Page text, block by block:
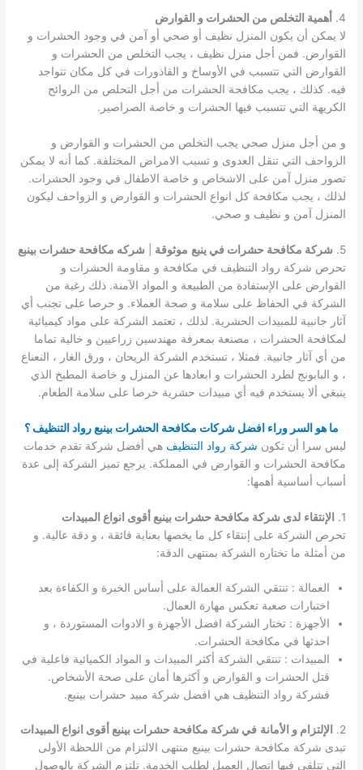
4.
أهمية التخلص من الحشرات و القوارض
لا يمكن أن يكون المنزل نظيف أو صحي أو آمن في وجود الحشرات و
القوارض. فمن أجل منزل نظيف ، يجب التخلص من الحشرات و
القوارض التي تتسبب في الأوساخ و القاذورات في كل مكان تتواجد
فيه. كذلك ، يجب مكافحة الحشرات من أجل التحلص من الروائح
الكريهة التي تتسبب فيها الحشرات و خاصة الصراصير.
و من أجل منزل صحي يجب التخلص من الحشرات و القوارض و
الزواحف التي تنقل العدوى و تسبب الامراض المختلفة. كما أنه لا يمكن
تصور منزل آمن على الاشخاص و خاصة الاطفال في وجود الحشرات.
لذلك ، يجب مكافحة كل انواع الحشرات و القوارض و الزواحف ليكون
المنزل آمن و نظيف و صحي.
5. شركة مكافحة حشرات في ينبع موثوقة
شركه مكافحة حشرات بينبع
تحرص شركة رواد التنظيف في مكافحة و مقاومة الحشرات و
القوارض على الإستفادة من الطبيعة و المواد الآمنة. ذلك رغبة من
الشركة في الحفاظ على سلامة و صحة العملاء. و حرصا على تجنب أي
آثار جانبية للمبيدات الحشرية. لذلك ، تعتمد الشركة على مواد كيميائية
لمكافحة الحشرات ، مصنعة بمعرفة مهندسين زراعيين و خالية تماما
من أي آثار جانبية. فمثلا ، تستخدم الشركة الريحان ، ورق الغار ، النعناع
، و البابونج لطرد الحشرات و ابعادها عن المنزل و خاصة المطبخ الذي
ينبغي ألا يستخدم فيه أي مبيدات حشرية حرصا على سلامة الطعام.
ما هو السر وراء افضل شركات مكافحة الحشرات بينبع رواد التنظيف ؟
ليس سرا أن تكون شركة رواد التنظيف هي أفضل شركة تقدم خدمات
مكافحة الحشرات و القوارض في المملكة. يرجع تميز الشركة إلى عدة
أسباب أساسية أهمها:
1. الإنتقاء لدى شركة مكافحة حشرات بينبع أقوى انواع المبيدات
تحرص الشركة على إنتقاء كل ما يخصها بعناية فائقة ، و دقة عالية. و
من أمثلة ما تختاره الشركة بمنتهى الدقة:
العمالة : تنتقي الشركة العمالة على أساس الخبرة و الكفاءة بعد
اختبارات صعبة تعكس مهارة العمال.
الأجهزة : تختار الشركة افضل الأجهزة و الادوات المستوردة ، و
احدثها في مكافحة الحشرات.
المبيدات : تنتقي الشركة أكثر المبيدات و المواد الكميائية فاعلية في
قتل الحشرات و القوارض و أكثرها أمان على صحة الأشخاص.
فشركة رواد التنظيف هي افضل شركة مبيد حشرات بينبع.
2. الإلتزام و الأمانة في شركة مكافحة حشرات بينبع أقوى انواع المبيدات
تبدى شركة مكافحة حشرات بينبع منتهى الالتزام من اللحظة الأولى
التي تتلقى فيها إتصال العميل لطلب الخدمة. تلتزم الشركة بالوصول